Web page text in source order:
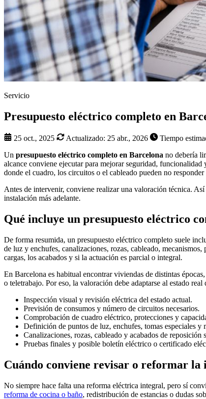
Servicio
Presupuesto eléctrico completo en
25 oct., 2025 Actualizado: 25 abr., 2026
Tiempo
Un presupuesto eléctrico completo en Barcelona no debería
alcance conviene ejecutar para mejorar seguridad,
donde el cuadro, los circuitos o el cableado pueden no
Antes de intervenir, conviene realizar una valoración técnica.
instalación más adelante.
Qué incluye un presupuesto eléctrico
De forma resumida, un presupuesto eléctrico completo suele
de luz y enchufes, canalizaciones, rozas, cableado,
cargas, los acabados y si la actuación es parcial o integral.
En Barcelona es habitual encontrar viviendas de distintas
o teletrabajo. Por eso, la valoración debe adaptarse al estado
Inspección visual y revisión eléctrica del estado actual.
Previsión de consumos y número de circuitos necesarios.
Comprobación de cuadro eléctrico, protecciones y
Definición de puntos de luz, enchufes, tomas especiales y
Canalizaciones, rozas, cableado y acabados de reposición
Pruebas finales y posible boletín eléctrico o certificado
Cuándo conviene revisar o reformar la
No siempre hace falta una reforma eléctrica integral, pero sí
reforma de cocina o baño, redistribución de estancias o dudas